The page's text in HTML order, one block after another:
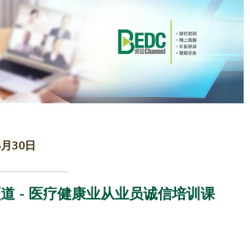
30日
- 医疗健康业从业员诚信培训课